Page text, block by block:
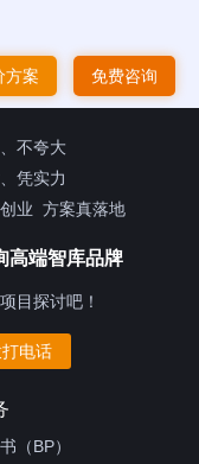
方案 免费咨询
不夸大
凭实力
业 方案真落地
高端智库品牌
目探讨吧！
电话
（BP）